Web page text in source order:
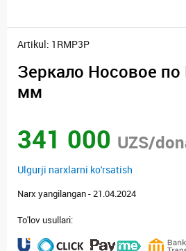
Artikul: 1RMP3P
Зеркало Носовое по
мм
341 000 UZS/
Ulgurji narxlarni ko'rsatish
Narx yangilangan - 21.04.2024
To'lov usullari: